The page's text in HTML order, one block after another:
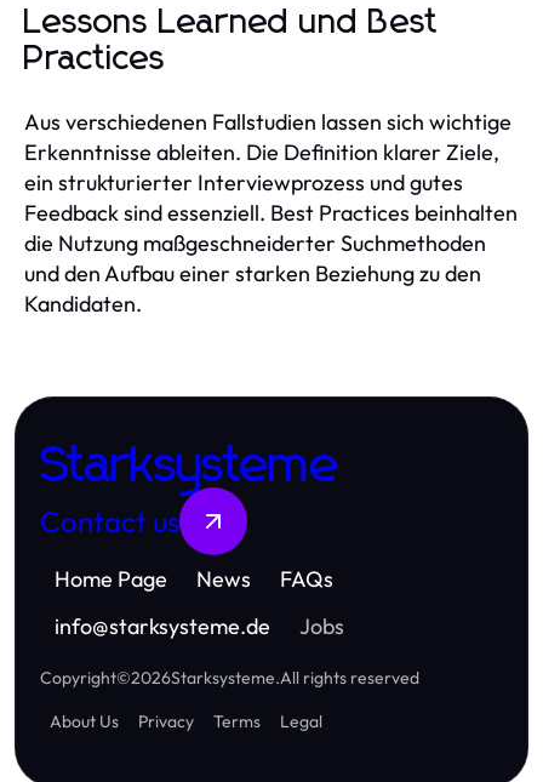
Lessons Learned und Best
Practices
Aus verschiedenen Fallstudien lassen sich wichtige
Erkenntnisse ableiten. Die Definition klarer Ziele,
ein strukturierter Interviewprozess und gutes
Feedback sind essenziell. Best Practices beinhalten
die Nutzung maßgeschneiderter Suchmethoden
und den Aufbau einer starken Beziehung zu den
Kandidaten.
Starksysteme
Contact us
Home Page News
FAQs
info@starksysteme.de Jobs
Copyright©2026Starksysteme.All rights reserved
About Us
Privacy Terms Legal